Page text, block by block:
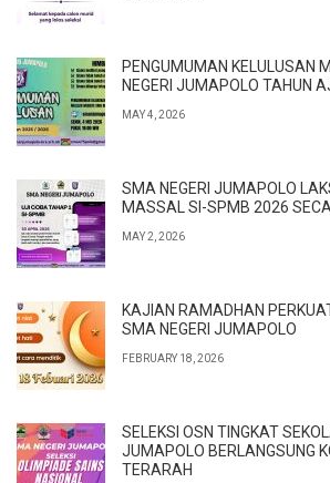
PENGUMUMAN KELULUSAN
NEGERI JUMAPOLO TAHUN
MAY 4, 2026
SMA NEGERI JUMAPOLO
MASSAL SI-SPMB 2026
MAY 2, 2026
KAJIAN RAMADHAN
SMA NEGERI JUMAPOLO
FEBRUARY 18, 2026
SELEKSI OSN TINGKAT
JUMAPOLO BERLANGSUNG
TERARAH